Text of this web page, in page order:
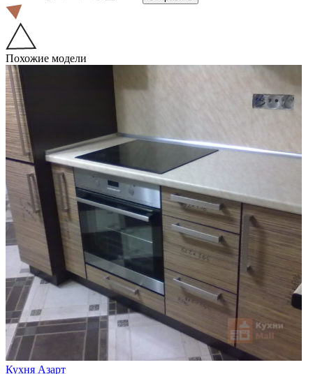
Похожие модели
Кухня Азарт